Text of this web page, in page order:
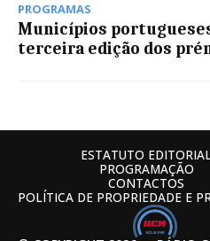
PROGRAMAS
Municípios
terceira edição dos
ESTATUTO
PROGRAMAÇÃO
CONTACTOS
POLÍTICA DE PROPRIEDADE E